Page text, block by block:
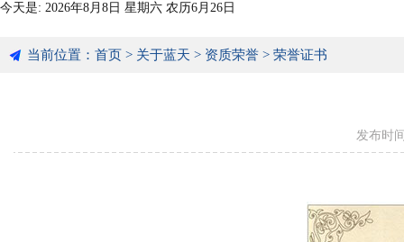
今天是: 2026年8月8日 星期六 农历6月26日
当前位置： 首页 > 关于蓝天 > 资质荣誉 > 荣誉证书
发布时